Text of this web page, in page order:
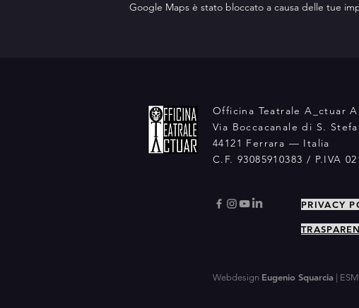
Google Maps è stato bloccato a causa delle tue
Officina Teatrale A_ctuar
Via Boccacanale di S.
44121 Ferrara — Italia
C.F. 93085910383 / P.IVA
PRIVACY
Webdesign Eugenio Squarcia |